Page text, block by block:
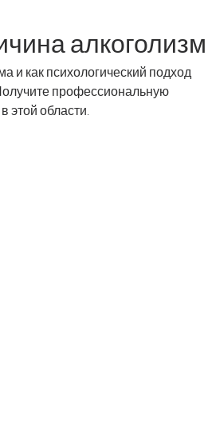
алкоголизм
и как психологический подход
профессиональную
этой области.